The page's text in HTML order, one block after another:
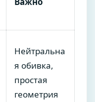
Нейтральна
я обивка,
простая
геометрия